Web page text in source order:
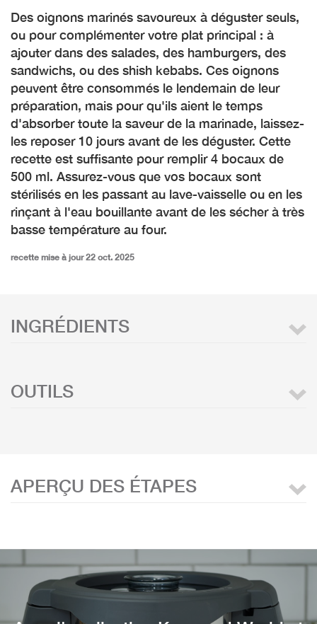
Des oignons marinés savoureux à déguster seuls,
ou pour complémenter votre plat principal : à
ajouter dans des salades, des hamburgers, des
sandwichs, ou des shish kebabs. Ces oignons
peuvent être consommés le lendemain de leur
préparation, mais pour qu'ils aient le temps
d'absorber toute la saveur de la marinade, laissez-
les reposer 10 jours avant de les déguster. Cette
recette est suffisante pour remplir 4 bocaux de
500 ml. Assurez-vous que vos bocaux sont
stérilisés en les passant au lave-vaisselle ou en les
rinçant à l'eau bouillante avant de les sécher à très
basse température au four.
recette mise à jour 22 oct. 2025
INGRÉDIENTS
OUTILS
APERÇU DES ÉTAPES